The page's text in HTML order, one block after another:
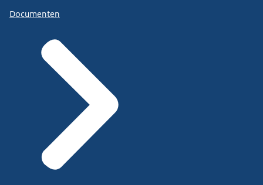
Documenten